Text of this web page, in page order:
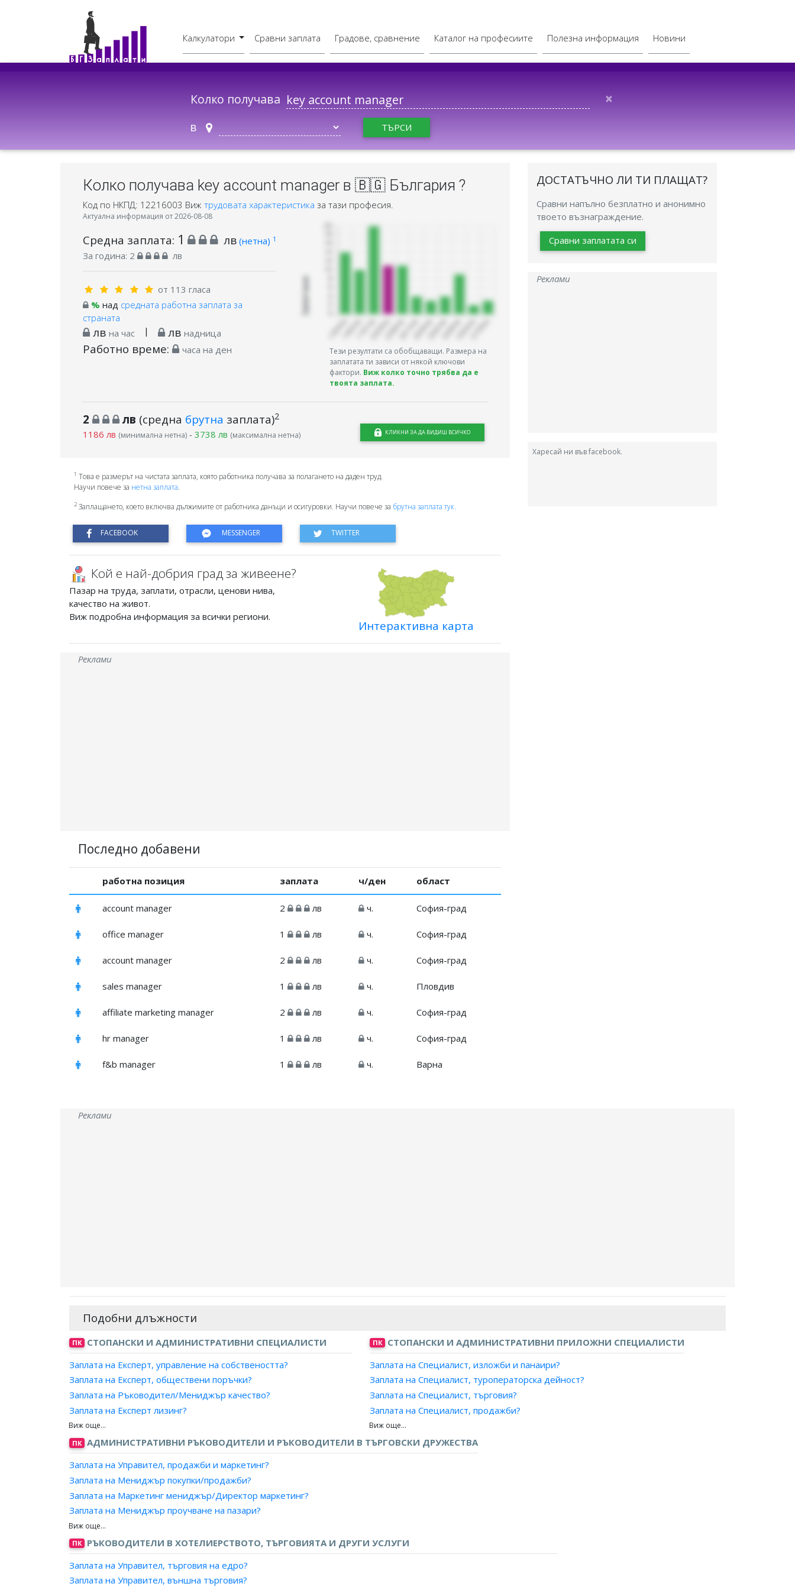
Калкулатори Сравни заплата Градове, сравнение Каталог на професиите Полезна информация Новини
Колко получава ×
в ТЪРСИ
Колко получава key account manager в 🇧🇬 България ?
Код по НКПД: 12216003 Виж трудовата характеристика за тази професия.
Актуална информация от 2026-08-08
Средна заплата: 1 лв (нетна) 1
За година: 2 лв
от 113 гласа
% над средната работна заплата за
страната
лв на час | лв надница
Работно време: часа на ден
Тези резултати са обобщаващи. Размера на
заплатата ти зависи от някой ключови
фактори. Виж колко точно трябва да е
твоята заплата.
2 лв (средна брутна заплата)2
1186 лв (минимална нетна)- 3738 лв (максимална нетна) КЛИКНИ ЗА ДА ВИДИШ ВСИЧКО
1 Това е размерът на чистата заплата, която работника получава за полагането на даден труд.
Научи повече за нетна заплата.
2Заплащането, което включва дължимите от работника данъци и осигуровки. Научи повече за брутна заплата тук.
Кой е най-добрия град за живеене?
Пазар на труда, заплати, отрасли, ценови нива,
качество на живот.
Виж подробна информация за всички региони.
Интерактивна карта
Реклами
Последно добавени
работна позиция заплата ч/ден област
account manager 2 лв ч. София-град
office manager 1 лв ч. София-град
account manager 2 лв ч. София-град
sales manager 1 лв ч. Пловдив
affiliate marketing manager 2 лв ч. София-град
hr manager 1 лв ч. София-град
f&b manager 1 лв ч. Варна
ДОСТАТЪЧНО ЛИ ТИ ПЛАЩАТ?
Сравни напълно безплатно и анонимно
твоето възнаграждение.
Сравни заплатата си
Реклами
Харесай ни във facebook.
Реклами
Подобни длъжности
ПК СТОПАНСКИ И АДМИНИСТРАТИВНИ СПЕЦИАЛИСТИ
Заплата на Експерт, управление на собствеността?
Заплата на Експерт, обществени поръчки?
Заплата на Ръководител/Мениджър качество?
Заплата на Експерт лизинг?
Заплата на Мениджър, ключови клиенти?
Заплата на Експерт доставки, преработваща промишленост?
Заплата на Мениджър, проекти?
Заплата на Експерт, продажби?
Заплата на Търговски пълномощник?
Заплата на Ръководител търговски екип?
Заплата на Експерт, стопанска дейност?
Заплата на Експерт, бизнес развитие?
Заплата на Експерт, капитално строителство?
Заплата на Експерт, инженеринг?
Заплата на Експерт, логистика?
ПК СТОПАНСКИ И АДМИНИСТРАТИВНИ ПРИЛОЖНИ СПЕЦИАЛИСТИ
Заплата на Специалист, изложби и панаири?
Заплата на Специалист, туроператорска дейност?
Заплата на Специалист, търговия?
Заплата на Специалист, продажби?
Заплата на Специалист, маркетинг и реклама?
Заплата на Рекламен агент?
Заплата на Аукционер, провеждане на търгове?
Заплата на Продавач, бизнес услуги?
ПК АДМИНИСТРАТИВНИ РЪКОВОДИТЕЛИ И РЪКОВОДИТЕЛИ В ТЪРГОВСКИ ДРУЖЕСТВА
Заплата на Управител, продажби и маркетинг?
Заплата на Мениджър покупки/продажби?
Заплата на Маркетинг мениджър/Директор маркетинг?
Заплата на Мениджър проучване на пазари?
Заплата на Ръководител, външнотърговска кантора?
Заплата на Ръководител, отдел по маркетинг?
Заплата на Ръководител, отдел по продажбите?
Заплата на Мениджър на търговската марка/Бранд мениджър?
Заплата на Търговски директор?
ПК РЪКОВОДИТЕЛИ В ХОТЕЛИЕРСТВОТО, ТЪРГОВИЯТА И ДРУГИ УСЛУГИ
Заплата на Управител, търговия на едро?
Заплата на Управител, външна търговия?